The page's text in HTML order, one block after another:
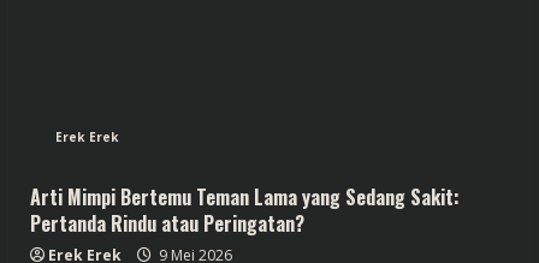
Erek Erek
Arti Mimpi Bertemu Teman Lama yang Sedang Sakit:
Pertanda Rindu atau Peringatan?
Erek Erek 9 Mei 2026